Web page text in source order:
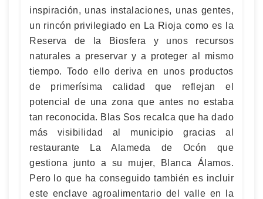
inspiración, unas instalaciones, unas gentes,
un rincón privilegiado en La Rioja como es la
Reserva de la Biosfera y unos recursos
naturales a preservar y a proteger al mismo
tiempo. Todo ello deriva en unos productos
de primerísima calidad que reflejan el
potencial de una zona que antes no estaba
tan reconocida. Blas Sos recalca que ha dado
más visibilidad al municipio gracias al
restaurante La Alameda de Ocón que
gestiona junto a su mujer, Blanca Álamos.
Pero lo que ha conseguido también es incluir
este enclave agroalimentario del valle en la